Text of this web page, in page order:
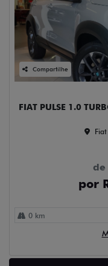
Compartilhe
FIAT PULSE 1.0
de
por
0 km